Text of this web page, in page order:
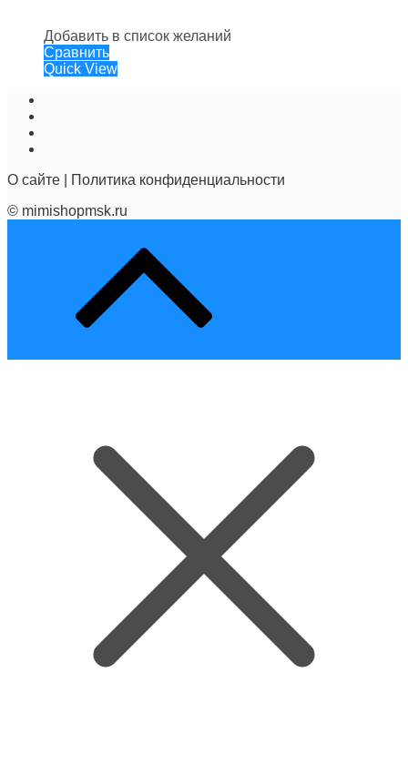
Добавить в список желаний
Сравнить
Quick View
О сайте
Политика конфиденциальности
© mimishopmsk.ru